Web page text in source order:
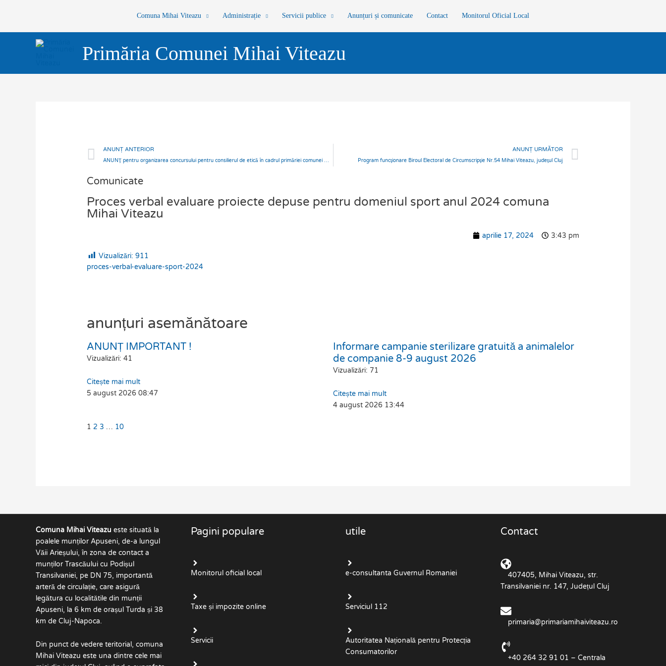
Comuna Mihai Viteazu Administrație Servicii publice Anunțuri și comunicate Contact Monitorul Oficial Local
Primăria Comunei Mihai Viteazu
Prev
ANUNȚ ANTERIOR
ANUNŢ pentru organizarea concursului pentru consilierul de etică în cadrul primăriei comunei Mihai Viteazu
ANUNȚ URMĂTOR
Program funcţionare Biroul Electoral de Circumscripţie Nr.54 Mihai Viteazu, judeţul Cluj
Comunicate
Proces verbal evaluare proiecte depuse pentru domeniul sport anul 2024 comuna
Mihai Viteazu
aprilie 17, 2024 3:43 pm
Vizualizări: 911
proces-verbal-evaluare-sport-2024
anunțuri asemănătoare
ANUNȚ IMPORTANT !
Vizualizări: 41
Citește mai mult
5 august 202608:47
Informare campanie sterilizare gratuită a animalelor
de companie 8-9 august 2026
Vizualizări: 71
Citește mai mult
4 august 2026 13:44
Page
1
Page
2
Page
3 …
Page
10
Comuna Mihai Viteazu este situată la
poalele munților Apuseni, de-a lungul
Văii Arieșului, în zona de contact a
munților Trascăului cu Podișul
Transilvaniei, pe DN 75, importantă
arteră de circulație, care asigură
legătura cu localitătile din munții
Apuseni, la 6 km de orașul Turda și 38
km de Cluj-Napoca.
Din punct de vedere teritorial, comuna
Mihai Viteazu este una dintre cele mai
Pagini populare
Monitorul oficial local
Taxe și impozite online
Servicii
utile
e-consultanta Guvernul Romaniei
Serviciul 112
Autoritatea Națională pentru Protecția
Consumatorilor
Contact
407405, Mihai Viteazu, str.
Transilvaniei nr. 147, Județul Cluj
primaria@primariamihaiviteazu.ro
+40 264 32 91 01 – Centrala